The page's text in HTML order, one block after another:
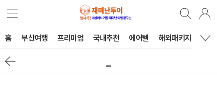
홈 부산여행 프리미엄 국내추천 에어텔 해외패키지 B2B